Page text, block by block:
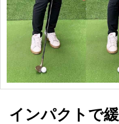
インパクトで